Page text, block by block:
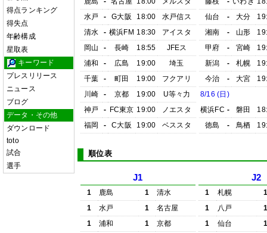
得点ランキング
得失点
年齢構成
星取表
キーワード
プレスリリース
ニュース
ブログ
データ・その他
ダウンロード
toto
試合
選手
水戸
- G大阪 18:00
水戸信ス
清水
- 横浜FM 18:30
アイスタ
岡山
- 長崎 18:55
JFEス
浦和
- 広島 19:00
埼玉
千葉
- 町田 19:00
フクアリ
川崎
- 京都 19:00
U等々力
神戸
- FC東京 19:00
ノエスタ
福岡
- C大阪 19:00 ベススタ
仙台
- 大分
湘南
- 山形
甲府
- 宮崎
新潟
- 札幌
今治
- 大宮
8/16 (日)
横浜FC - 磐田
徳島
- 鳥栖
順位表
J1
1 鹿島 1
清水
1
水戸 1
名古屋
1
浦和 1
京都
J2
1 札幌
1
八戸
1
仙台